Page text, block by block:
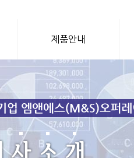
제품안내